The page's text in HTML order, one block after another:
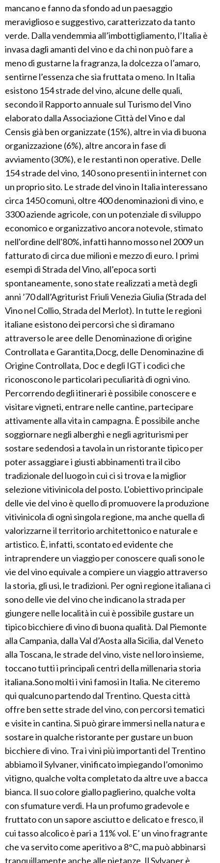
mancano e fanno da sfondo ad un paesaggio
meraviglioso e suggestivo, caratterizzato da tanto
verde. Dalla vendemmia all’imbottigliamento, l’Italia è
invasa dagli amanti del vino e da chi non può fare a
meno di gustarne la fragranza, la dolcezza o l’amaro,
sentirne l’essenza che sia fruttata o meno. In Italia
esistono 154 strade del vino, alcune delle quali,
secondo il Rapporto annuale sul Turismo del Vino
elaborato dalla Associazione Città del Vino e dal
Censis già ben organizzate (15%), altre in via di buona
organizzazione (6%), altre ancora in fase di
avviamento (30%), e le restanti non operative. Delle
154 strade del vino, 140 sono presenti in internet con
un proprio sito. Le strade del vino in Italia interessano
circa 1450 comuni, oltre 400 denominazioni di vino, e
3300 aziende agricole, con un potenziale di sviluppo
economico e organizzativo ancora notevole, stimato
nell'ordine dell'80%, infatti hanno mosso nel 2009 un
fatturato di circa due milioni e mezzo di euro. I primi
esempi di Strada del Vino, all’epoca sorti
spontaneamente, sono state realizzati a metà degli
anni ’70 dall’Agriturist Friuli Venezia Giulia (Strada del
Vino nel Collio, Strada del Merlot). In tutte le regioni
italiane esistono dei percorsi che si diramano
attraverso le aree delle Denominazione di origine
Controllata e Garantita,Docg, delle Denominazine di
Origine Controllata, Doc e degli IGT i codici che
riconoscono le particolari peculiarità di ogni vino.
Percorrendo degli itinerari è possibile conoscere e
visitare vigneti, entrare nelle cantine, partecipare
attivamente alla vita in campagna. È possibile anche
soggiornare negli alberghi e negli agriturismi per
sostare sedendosi a tavola in un ristorante tipico per
poter assaggiare i giusti abbinamenti tra il cibo
tradizionale del luogo in cui ci si trova e la miglior
selezione vitivinicola del posto. L’obiettivo principale
delle vie del vino è quello di promuovere la produzione
vitivinicola di ogni singola regione, ma anche quella di
valorizzarne il territorio architettonico e naturale e
artistico. È, infatti, scontato ed evidente che
intraprendere un viaggio per conoscere quali sono le
vie del vino equivale a compiere un viaggio attraverso
la storia, gli usi, le tradizioni. Per ogni regione italiana ci
sono delle vie del vino che indicano la strada per
giungere nelle località in cui è possibile gustare un
tipico bicchiere di vino di buona qualità. Dal Piemonte
alla Campania, dalla Val d’Aosta alla Sicilia, dal Veneto
alla Toscana, le strade del vino, viste nel loro insieme,
toccano tutti i principali centri della millenaria storia
italiana.Sono molti i vini famosi in Italia. Ne citeremo
qui qualcuno partendo dal Trentino. Questa città
offre ben sette strade del vino, con percorsi tematici
e visite in cantina. Si può girare immersi nella natura e
sostare in qualche ristorante per gustare un buon
bicchiere di vino. Tra i vini più importanti del Trentino
abbiamo il Sylvaner, vinificato impiegando l’omonimo
vitigno, qualche volta completato da altre uve a bacca
bianca. Il suo colore giallo paglierino, qualche volta
con sfumature verdi. Ha un profumo gradevole e
fruttato con un sapore asciutto e delicato e fresco, il
cui tasso alcolico è pari a 11% vol. E’ un vino fragrante
che va servito come aperitivo a 8°C, ma può abbinarsi
tranquillamente anche alle pietanze. Il Sylvaner è